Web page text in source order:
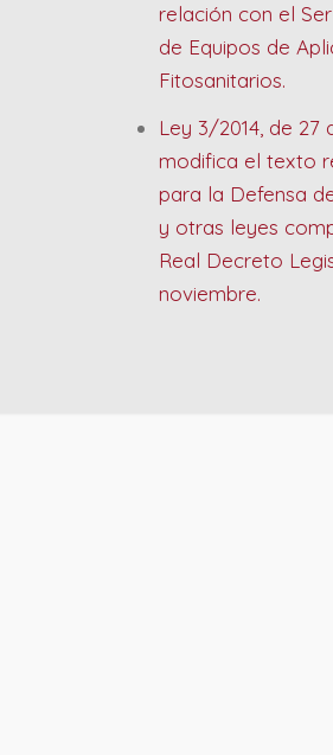
relación con el
de Equipos de
Fitosanitarios.
Ley 3/2014, de 27
modifica el texto
para la Defensa
y otras leyes
Real Decreto
noviembre.